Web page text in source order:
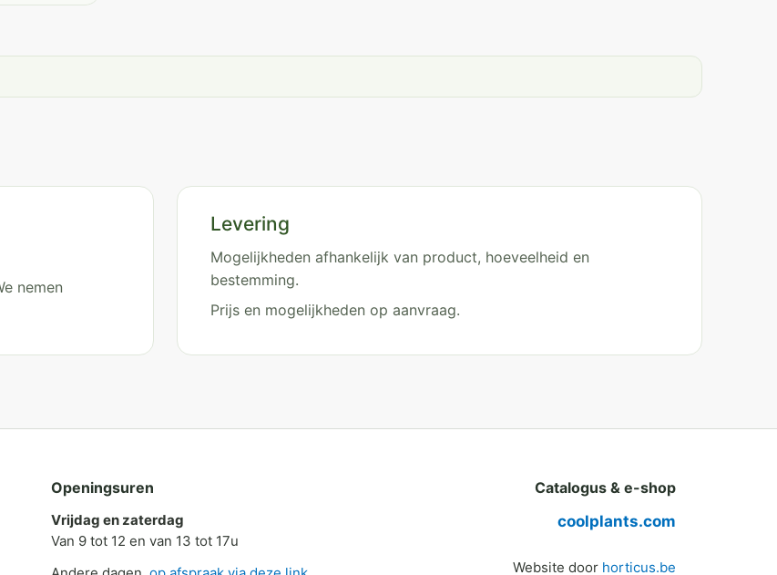
nemen
Levering
Mogelijkheden afhankelijk van product, hoeveelheid en
bestemming.
Prijs en mogelijkheden op aanvraag.
Openingsuren
Vrijdag en zaterdag
Van 9 tot 12 en van 13 tot 17u
Catalogus & e-shop
coolplants.com
Website door horticus.be